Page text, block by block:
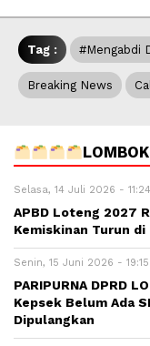
Tag : #Mengabdi
Breaking News
Selasa, 14 Juli 2026 -
APBD Loteng 2027
Kemiskinan Turun di
Senin, 15 Juni 2026 - 19:15
PARIPURNA DPRD
Kepsek Belum Ada
Dipulangkan